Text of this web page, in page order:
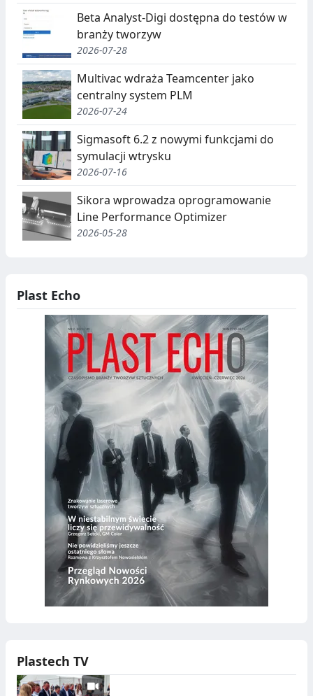
Beta Analyst-Digi dostępna do testów w
branży tworzyw
2026-07-28
Multivac wdraża Teamcenter jako
centralny system PLM
2026-07-24
Sigmasoft 6.2 z nowymi funkcjami do
symulacji wtrysku
2026-07-16
Sikora wprowadza oprogramowanie
Line Performance Optimizer
2026-05-28
Plast Echo
Plastech TV